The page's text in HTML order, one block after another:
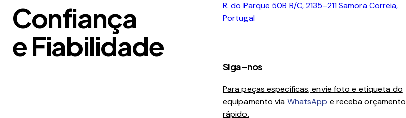
Confiança
e Fiabilidade
R. do Parque 50B R/C, 2135-211 Samora Correia,
Portugal
Siga-nos
Para peças específicas, envie foto e etiqueta do
equipamento via WhatsApp e receba orçamento
rápido.